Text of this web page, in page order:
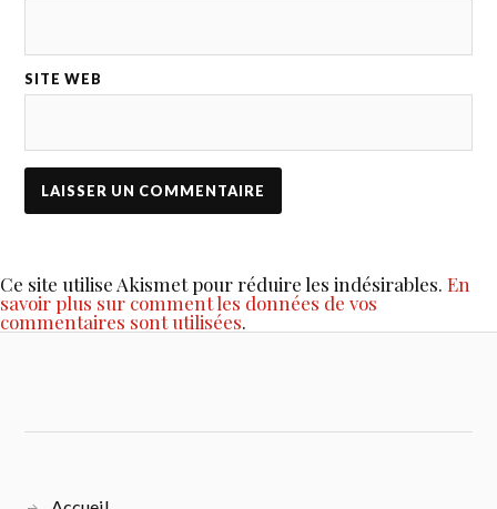
SITE WEB
Ce site utilise Akismet pour réduire les indésirables. En
savoir plus sur comment les données de vos
commentaires sont utilisées.